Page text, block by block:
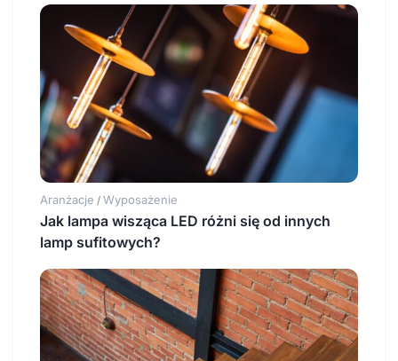
Aranżacje / Wyposażenie
Jak lampa wisząca LED różni się od innych
lamp sufitowych?